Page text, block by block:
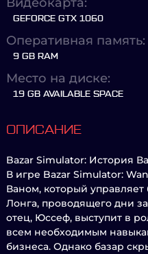
GEFORCE GTX 1060
Оперативная память:
9 GB RAM
Место на диске:
19 GB AVAILABLE SPACE
ОПИСАНИЕ
Bazar Simulator: История
В игре Bazar Simulator:
Ваном, который
Лонга, проводящего дни
отец, Юссеф, выступит в
всем необходимым
бизнеса. Однако базар